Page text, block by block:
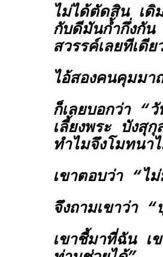
ไม่ได้ตัดสิน เดิ
กับดีมันก้ำกึ่งกัน
สวรรค์เลยทีเดี
ไอ้สองคนคุมมา
ก็เลยบอกว่า “
เลี้ยงพระ บังสุ
ทำไมจึงโมทนา
เขาตอบว่า “ไ
จึงถามเขาว่า “
เขาชี้มาที่ฉัน เ